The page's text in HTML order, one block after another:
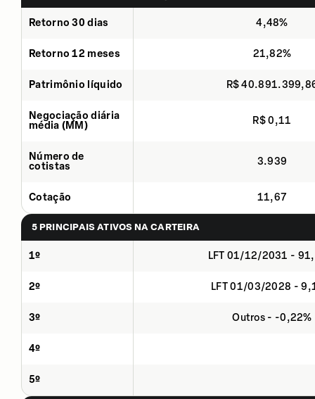
Retorno 30 dias 4,48%
Retorno 12 meses 21,82%
Patrimônio líquido R$
Negociação diária
média (MM)
R$ 0,11
Número de
cotistas
3.939
Cotação 11,67
5 PRINCIPAIS ATIVOS NA CARTEIRA
1º LFT 01/12/2031 -
2º LFT 01/03/2028 -
3º Outros - -0,22%
4º
5º